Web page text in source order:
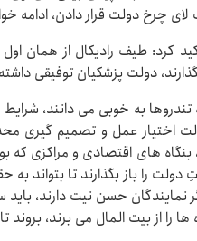
لای چرخ دولت قرار دادن، ادامه
کرد: طیف رادیکال از همان
دولت پزشکیان توفیقی
تندروها به خوبی می دانند،
اختیار عمل و تصمیم گیری
های اقتصادی و مراکزی که
را باز بگذارند تا بتواند
نمایندگان حسن نیت دارند،
ها را از بیت المال می برند،